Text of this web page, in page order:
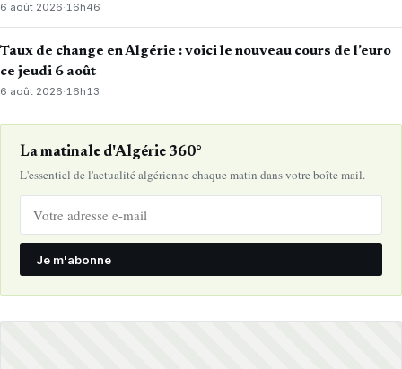
6 août 2026·16h46
Taux de change en Algérie : voici le nouveau cours de l’euro
ce jeudi 6 août
6 août 2026·16h13
La matinale d'Algérie 360°
L'essentiel de l'actualité algérienne chaque matin dans votre boîte mail.
Je m'abonne